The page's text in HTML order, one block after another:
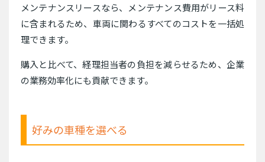
メンテナンスリースなら、メンテナンス費用がリース料
に含まれるため、車両に関わるすべてのコストを一括処
理できます。
購入と比べて、経理担当者の負担を減らせるため、企業
の業務効率化にも貢献できます。
好みの車種を選べる